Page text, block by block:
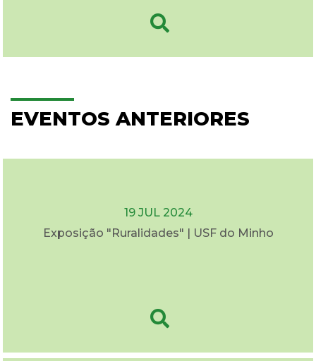
EVENTOS ANTERIORES
19 JUL 2024
Exposição "Ruralidades" | USF do Minho